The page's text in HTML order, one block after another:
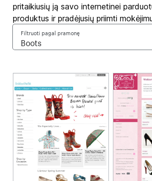
pritaikiusių ją savo internetinei
produktus ir pradėjusių priimti
Filtruoti pagal pramonę